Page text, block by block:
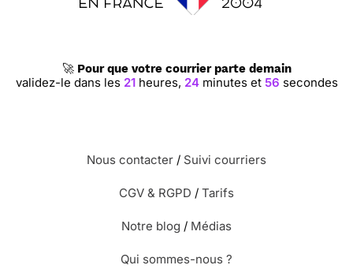
🚀 Pour que votre courrier parte demain
validez-le dans les 21 heures, 24 minutes et 55 secondes
Nous contacter / Suivi courriers
CGV & RGPD / Tarifs
Notre blog / Médias
Qui sommes-nous ?